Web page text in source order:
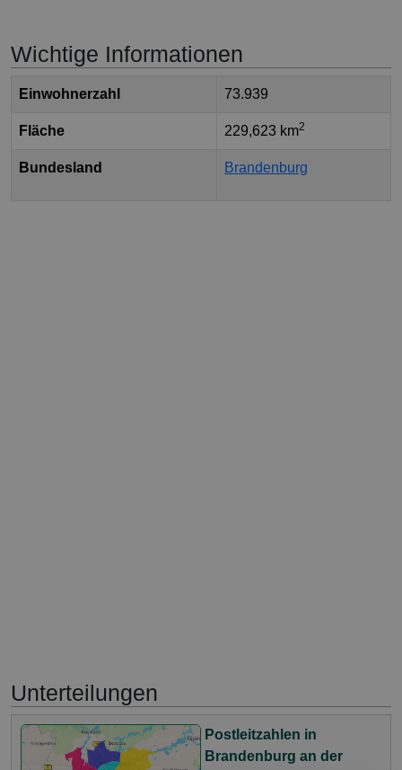
Wichtige Informationen
Einwohnerzahl 73.939
Fläche 229,623 km2
Bundesland Brandenburg
Unterteilungen
Postleitzahlen in
Brandenburg an der